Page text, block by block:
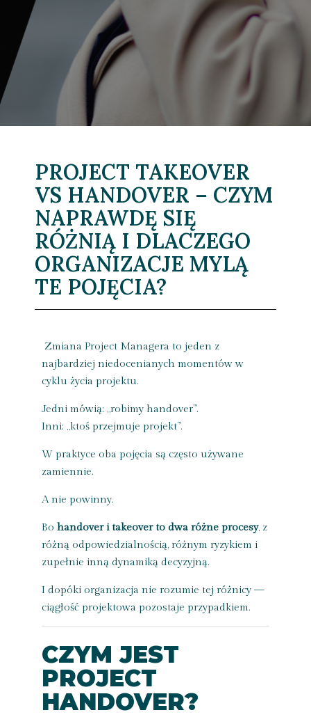
PROJECT TAKEOVER
VS HANDOVER – CZYM
NAPRAWDĘ SIĘ
RÓŻNIĄ I DLACZEGO
ORGANIZACJE MYLĄ
TE POJĘCIA?
Zmiana Project Managera to jeden z
najbardziej niedocenianych momentów w
cyklu życia projektu.
Jedni mówią: „robimy handover”.
Inni: „ktoś przejmuje projekt”.
W praktyce oba pojęcia są często używane
zamiennie.
A nie powinny.
Bo handover i takeover to dwa różne procesy, z
różną odpowiedzialnością, różnym ryzykiem i
zupełnie inną dynamiką decyzyjną.
I dopóki organizacja nie rozumie tej różnicy —
ciągłość projektowa pozostaje przypadkiem.
CZYM JEST
PROJECT
HANDOVER?